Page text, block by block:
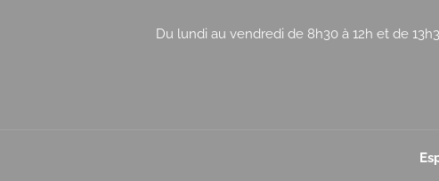
Du lundi au vendredi de 8h30 à 12h et de